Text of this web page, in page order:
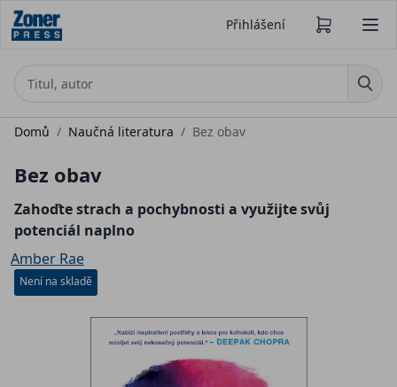
Přihlášení
Domů / Naučná literatura / Bez obav
Bez obav
Zahoďte strach a pochybnosti a využijte svůj
potenciál naplno
Amber Rae
Není na skladě